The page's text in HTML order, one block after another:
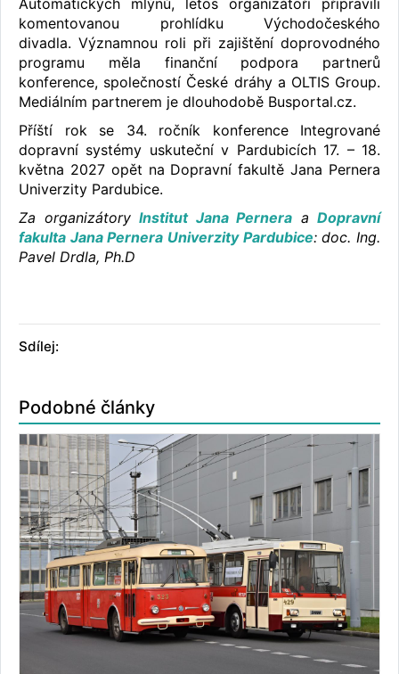
Automatických mlýnů, letos organizátoři připravili
komentovanou prohlídku Východočeského
divadla. Významnou roli při zajištění doprovodného
programu měla finanční podpora partnerů
konference, společností České dráhy a OLTIS Group.
Mediálním partnerem je dlouhodobě Busportal.cz.
Příští rok se 34. ročník konference Integrované
dopravní systémy uskuteční v Pardubicích 17. – 18.
května 2027 opět na Dopravní fakultě Jana Pernera
Univerzity Pardubice.
Za organizátory Institut Jana Pernera a Dopravní
fakulta Jana Pernera Univerzity Pardubice: doc. Ing.
Pavel Drdla, Ph.D
Sdílej:
Podobné články